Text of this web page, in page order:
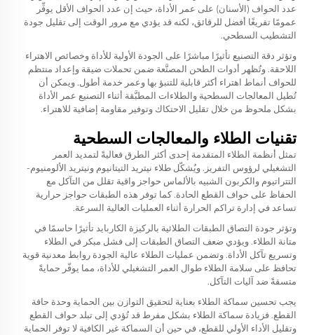
عدد الحواف (الأسنان) على عمر الأداة، حيث إن عدد الحواف الأقل يوفِّر
عمومًا تفريغًا أفضل للرقائق، لكنه قد يؤدي مع مرور الوقت إلى تقليل جودة
التشطيب السطحي.
وتؤثر دقة التصنيع تأثيرًا مباشرًا على الجودة الأولية للأداة وخصائص الاهتراء
اللاحقة. وتُظهر أدوات الطحن المصنَّعة ضمن تحملات ضيقة وإعداد منتظم
للحواف أنماط اهتراء أكثر قابلية للتنبؤ بها وعمر خدمة أطول. ويمكن أن
تُطيل المعالجات السطحية والطلاءات المطبَّقة أثناء التصنيع عمر الأداة
بشكل ملحوظ من خلال تقليل الاحتكاك وتوفير مقاومة إضافية للاهتراء.
تقنيات الطلاء والمعالجات السطحية
تمثل أنظمة الطلاء المتقدمة إحدى أكثر الطرق فعاليةً لتمديد العمر
التشغيلي لرؤوس التفريز. ويُشكّل طلاء نيتريد التيتانيوم ونيتريد الألومنيوم-
التتراتيوم والكربون الشبيه بالألماس حواجز واقية تقلل من التآكل مع
الحفاظ على حواف القطع الحادة. كما توفر هذه الطبقات حواجز حرارية
تساعد في إدارة تراكم الحرارة أثناء العمليات العالية السرعة.
وتؤثر جودة التصاق الطبقات الطلائية بالركيزة الكاربايد تأثيرًا حاسمًا في
متانة الطلاء. ويؤدي ضعف التصاق الطبقات إلى فشل مبكر في الطلاء
وتسريع تآكل الأداة. وتضمن عمليات الطلاء عالية الجودة روابط معدنية قوية
تحافظ على سلامة الطلاء طوال العمر التشغيلي للأداة، مما يوفّر حمايةً
متسقةً ضد آليات التآكل.
يجب تحسين سماكة الطلاء بعناية لتحقيق التوازن بين الحماية وحدة حافة
القطع. فزيادة سماكة الطلاء بشكل مفرط قد تُؤدي إلى تبلد حواف القطع
وتقليل الأداء الأولي للقطع، في حين أن السماكة غير الكافية لا توفر الحماية